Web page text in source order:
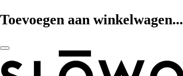
Toevoegen aan winkelwagen...